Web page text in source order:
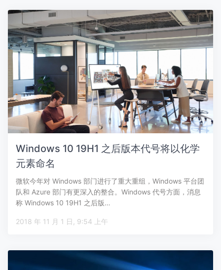
Windows 10 19H1 之后版本代号将以化学
元素命名
微软今年对 Windows 部门进行了重大重组，Windows 平台团
队和 Azure 部门有更深入的整合。Windows 代号方面，消息
称 Windows 10 19H1 之后版…
2018 年 11 月 1 日, 9:54 上午